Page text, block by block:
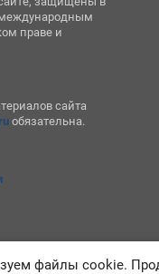
международным
праве и
сайта
обязательна.
файлы cookie.